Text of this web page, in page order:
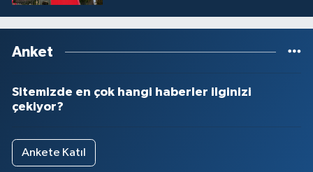
Anket
Sitemizde en çok hangi haberler ilginizi
çekiyor?
Ankete Katıl